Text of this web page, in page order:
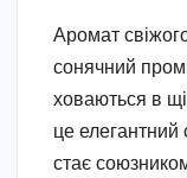
Аромат
сонячний
ховаються в
це елегантний
стає